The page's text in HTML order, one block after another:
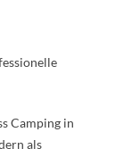
Camping in
als